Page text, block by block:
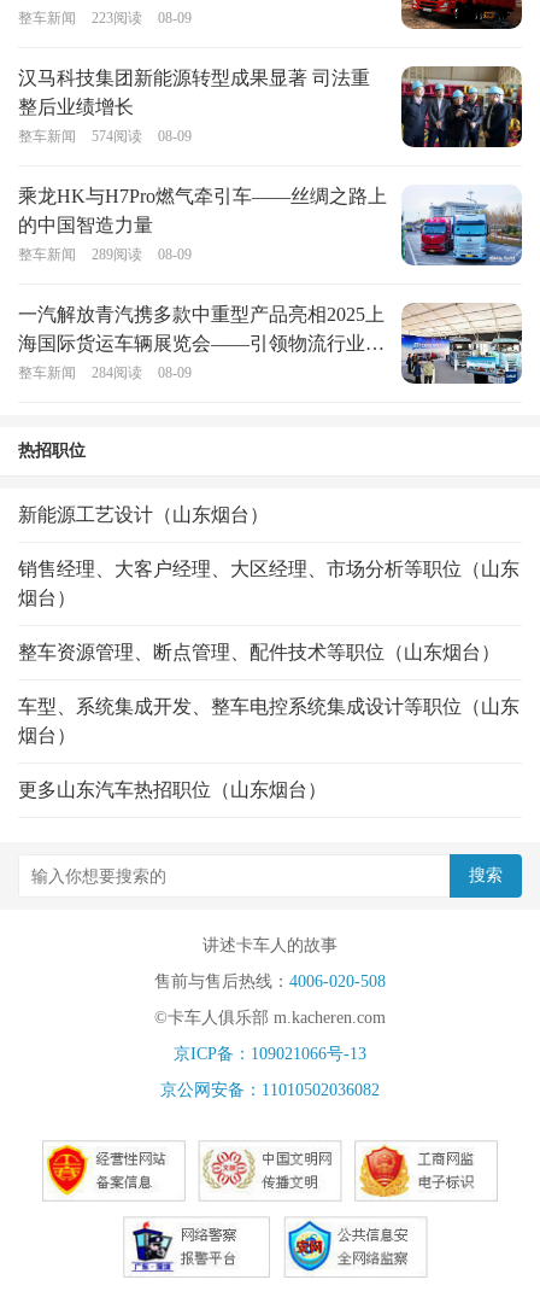
整车新闻 223阅读 08-09
汉马科技集团新能源转型成果显著 司法重
整后业绩增长
整车新闻 574阅读 08-09
乘龙HK与H7Pro燃气牵引车——丝绸之路上
的中国智造力量
整车新闻 289阅读 08-09
一汽解放青汽携多款中重型产品亮相2025上
海国际货运车辆展览会——引领物流行业绿
色转型
整车新闻 284阅读 08-09
热招职位
新能源工艺设计（山东烟台）
销售经理、大客户经理、大区经理、市场分析等职位（山东
烟台）
整车资源管理、断点管理、配件技术等职位（山东烟台）
车型、系统集成开发、整车电控系统集成设计等职位（山东
烟台）
更多山东汽车热招职位（山东烟台）
讲述卡车人的故事
售前与售后热线： 4006-020-508
©卡车人俱乐部 m.kacheren.com
京ICP备：109021066号-13
京公网安备：11010502036082